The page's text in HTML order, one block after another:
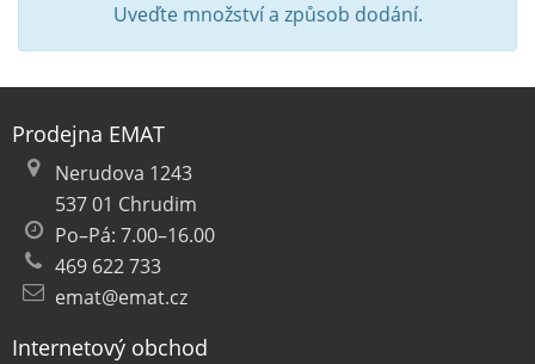
Uveďte množství a způsob dodání.
Prodejna EMAT
Nerudova 1243
537 01 Chrudim
Po–Pá: 7.00–16.00
469 622 733
emat@emat.cz
Internetový obchod